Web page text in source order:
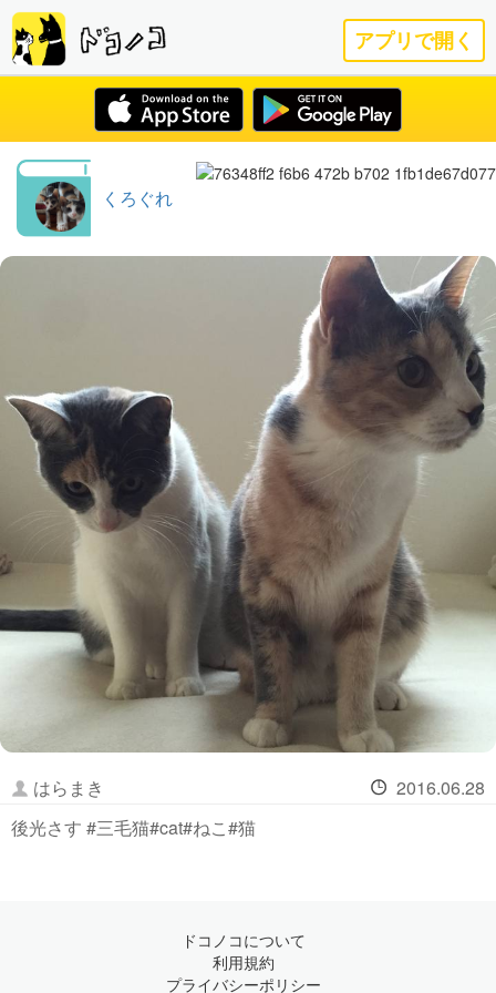
アプリで開く
くろぐれ
はらまき
2016.06.28
後光さす #三毛猫#cat#ねこ#猫
ドコノコについて
利用規約
プライバシーポリシー